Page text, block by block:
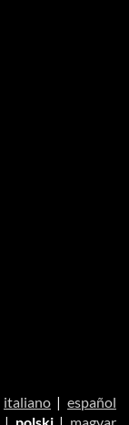
italiano | español